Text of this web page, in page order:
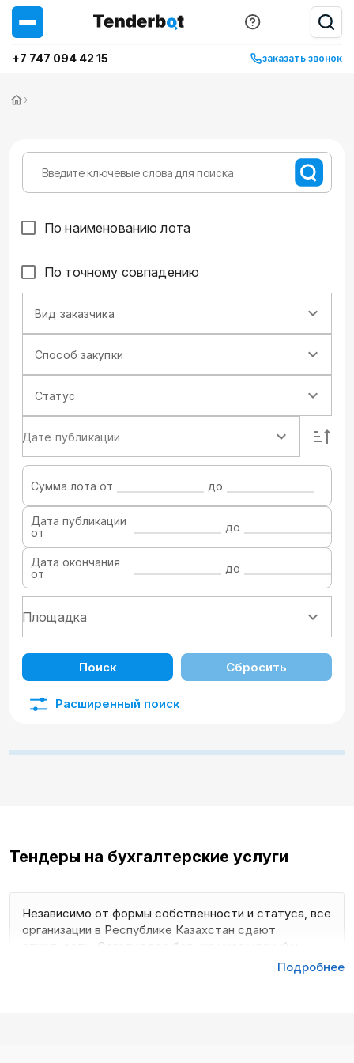
+7 747 094 42 15 заказать звонок
›
По наименованию лота
По точному совпадению
Вид заказчика
Способ закупки
Статус
Дате публикации
Сумма лота от до
Дата публикации
от
до
Дата окончания
от
до
Поиск Сбросить
Расширенный поиск
Тендеры на бухгалтерские услуги
Независимо от формы собственности и статуса, все
организации в Республике Казахстан сдают
отчетность. Сегодня все больше учреждений и
предприятий отказываются от штатной бухгалтерии
Подробнее